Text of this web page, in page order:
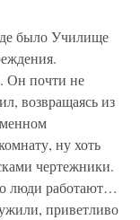
было Училище
Он почти не
возвращаясь из
ну хоть
чертежники.
люди работают…
приветливо